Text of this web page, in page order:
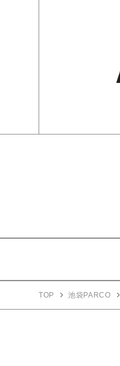
TOP 池袋PARCO